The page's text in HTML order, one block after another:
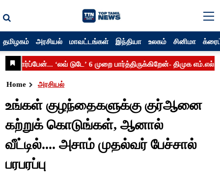
தமிழகம் அரசியல் மாவட்டங்கள் இந்தியா உலகம் சினிமா
Home அரசியல்
உங்கள் குழந்தைகளுக்கு குர்ஆனை
கற்றுக் கொடுங்கள், ஆனால்
வீட்டில்.... அசாம் முதல்வர் பேச்சால்
பரபரப்பு